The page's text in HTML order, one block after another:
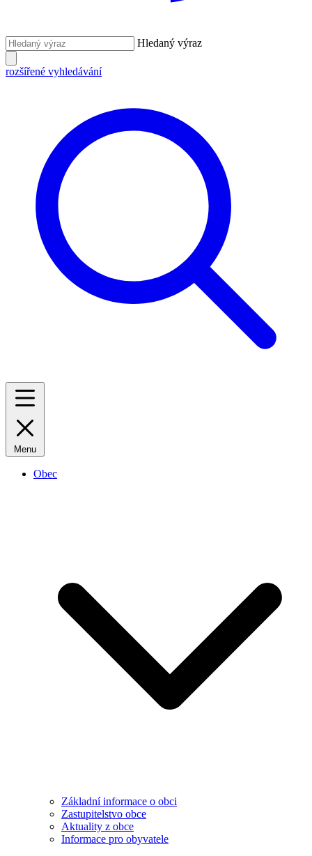
Hledaný výraz
rozšířené vyhledávání
Menu
Obec
Základní informace o obci
Zastupitelstvo obce
Aktuality z obce
Informace pro obyvatele